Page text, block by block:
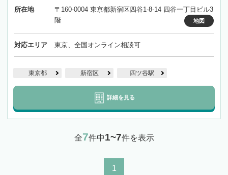
所在地
〒160-0004 東京都新宿区四谷1-8-14 四谷一丁目ビル3
階
地図
対応エリア 東京、全国オンライン相談可
東京都 新宿区 四ツ谷駅
詳細を見る
全7件中1~7件を表示
1